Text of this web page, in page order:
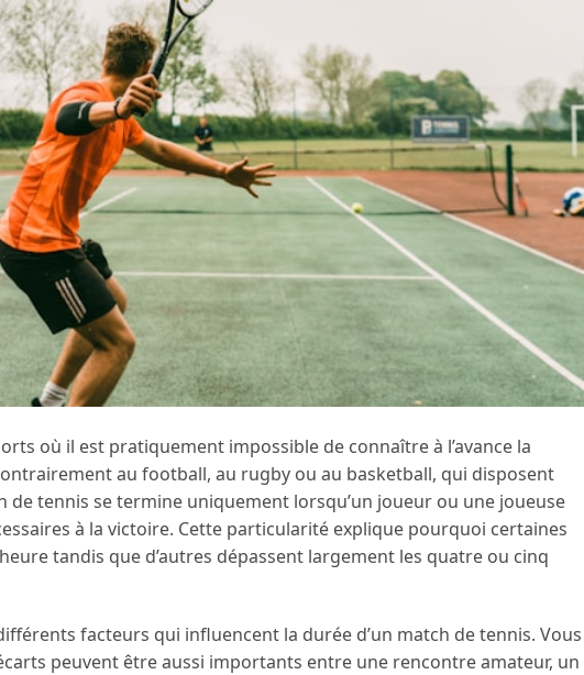
où il est pratiquement impossible de connaître à l’avance la
au football, au rugby ou au basketball, qui disposent
de tennis se termine uniquement lorsqu’un joueur ou une joueuse
à la victoire. Cette particularité explique pourquoi certaines
tandis que d’autres dépassent largement les quatre ou cinq
facteurs qui influencent la durée d’un match de tennis. Vous
peuvent être aussi importants entre une rencontre amateur, un